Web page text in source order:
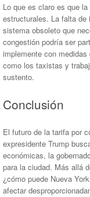
Lo que es claro es que
estructurales. La falta de
sistema obsoleto que
congestión podría ser
implemente con
como los taxistas y
sustento.
Conclusión
El futuro de la tarifa por
expresidente Trump
económicas, la
para la ciudad. Más allá
¿cómo puede Nueva
afectar